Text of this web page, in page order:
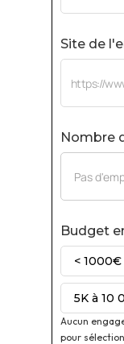
Site de
Nombre
Budget
< 1000€
5K à 10
Aucun
pour